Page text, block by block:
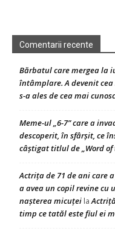
Comentarii recente
Bărbatul care mergea la
întâmplare. A devenit
s-a ales de cea mai
Meme-ul „6-7” care a
descoperit, în sfârșit, ce
câștigat titlul de „Word of
Actrița de 71 de ani care
a avea un copil revine cu
nașterea micuței la
timp ce tatăl este fiul ei